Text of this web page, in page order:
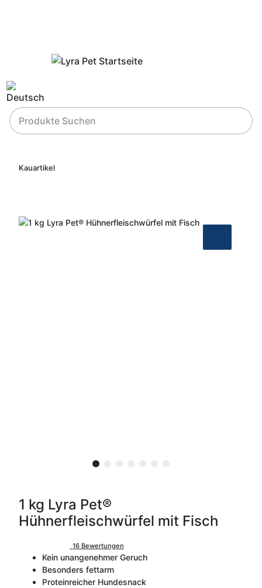
Kauartikel
1 kg Lyra Pet®
Hühnerfleischwürfel mit Fisch
16 Bewertungen
Kein unangenehmer Geruch
Besonders fettarm
Proteinreicher Hundesnack